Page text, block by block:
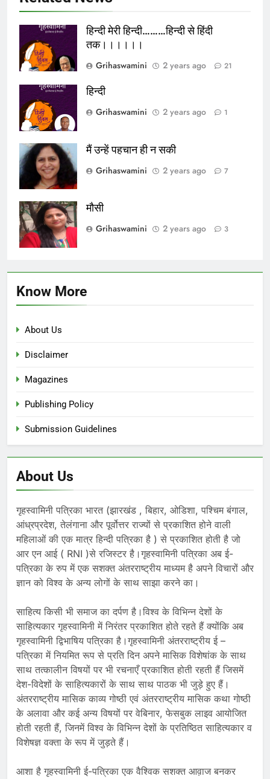
हिन्दी मेरी हिन्दी………हिन्दी से हिंदी
तक।।।।।।
Grihaswamini
2 years ago 21
हिन्दी
Grihaswamini
2 years ago 1
मैं उन्हें पहचान ही न सकी
Grihaswamini
2 years ago 7
मौसी
Grihaswamini
2 years ago 3
Know More
About Us
Disclaimer
Magazines
Publishing Policy
Submission Guidelines
About Us
गृहस्वामिनी पत्रिका भारत (झारखंड , बिहार, ओडिशा, पश्चिम बंगाल,
आंध्रप्रदेश, तेलंगाना और पूर्वोत्तर राज्यों से प्रकाशित होने वाली
महिलाओं की एक मात्र हिन्दी पत्रिका है ) से प्रकाशित होती है जो
आर एन आई ( RNI )से रजिस्टर है।गृहस्वामिनी पत्रिका अब ई-
पत्रिका के रुप में एक सशक्त अंतरराष्ट्रीय माध्यम है अपने विचारों और
ज्ञान को विश्व के अन्य लोगों के साथ साझा करने का।
साहित्य किसी भी समाज का दर्पण है।विश्व के विभिन्न देशों के
साहित्यकार गृहस्वामिनी में निरंतर प्रकाशित होते रहते हैं क्योंकि अब
गृहस्वामिनी द्विभाषिय पत्रिका है।गृहस्वामिनी अंतरराष्ट्रीय ई –
पत्रिका में नियमित रूप से प्रति दिन अपने मासिक विशेषांक के साथ
साथ तत्कालीन विषयों पर भी रचनाएँ प्रकाशित होती रहती हैं जिसमें
देश-विदेशों के साहित्यकारों के साथ साथ पाठक भी जुड़े हुए हैं।
अंतरराष्ट्रीय मासिक काव्य गोष्ठी एवं अंतरराष्ट्रीय मासिक कथा गोष्ठी
के अलावा और कई अन्य विषयों पर वेबिनार, फेसबुक लाइव आयोजित
होती रहती हैं, जिनमें विश्व के विभिन्न देशों के प्रतिष्ठित साहित्यकार व
विशेषज्ञ वक्ता के रूप में जुड़ते हैं।
आशा है गृहस्वामिनी ई-पत्रिका एक वैश्विक सशक्त आव़ाज बनकर